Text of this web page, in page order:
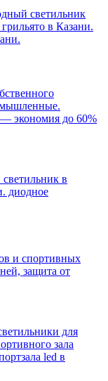
светильник
в Казани.
.
экономия до 60%
в
диодное
и спортивных
защита от
для
зала
led в